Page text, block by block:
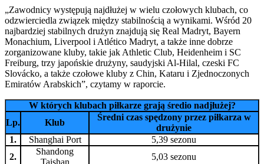
„Zawodnicy występują najdłużej w wielu czołowych klubach, co
odzwierciedla związek między stabilnością a wynikami. Wśród 20
najbardziej stabilnych drużyn znajdują się Real Madryt, Bayern
Monachium, Liverpool i Atlético Madryt, a także inne dobrze
zorganizowane kluby, takie jak Athletic Club, Heidenheim i SC
Freiburg, trzy japońskie drużyny, saudyjski Al-Hilal, czeski FC
Slovácko, a także czołowe kluby z Chin, Kataru i Zjednoczonych
Emiratów Arabskich”, czytamy w raporcie.
W których klubach piłkarze grają średio nadjłużej?
Lp.
Klub
Średni czas spędzony przez piłkarza w
drużynie
1.
Shanghai Port
5,39 sezonu
2.
Shandong
Taishan
5,03 sezonu